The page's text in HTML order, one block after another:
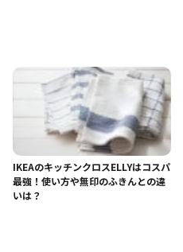
IKEAのキッチンクロスELLYはコスパ
最強！使い方や無印のふきんとの違
いは？